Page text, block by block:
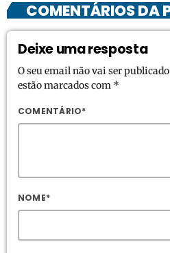
COMENTÁRIOS DA
Deixe uma resposta
O seu email não vai ser
estão marcados com *
COMENTÁRIO*
NOME*